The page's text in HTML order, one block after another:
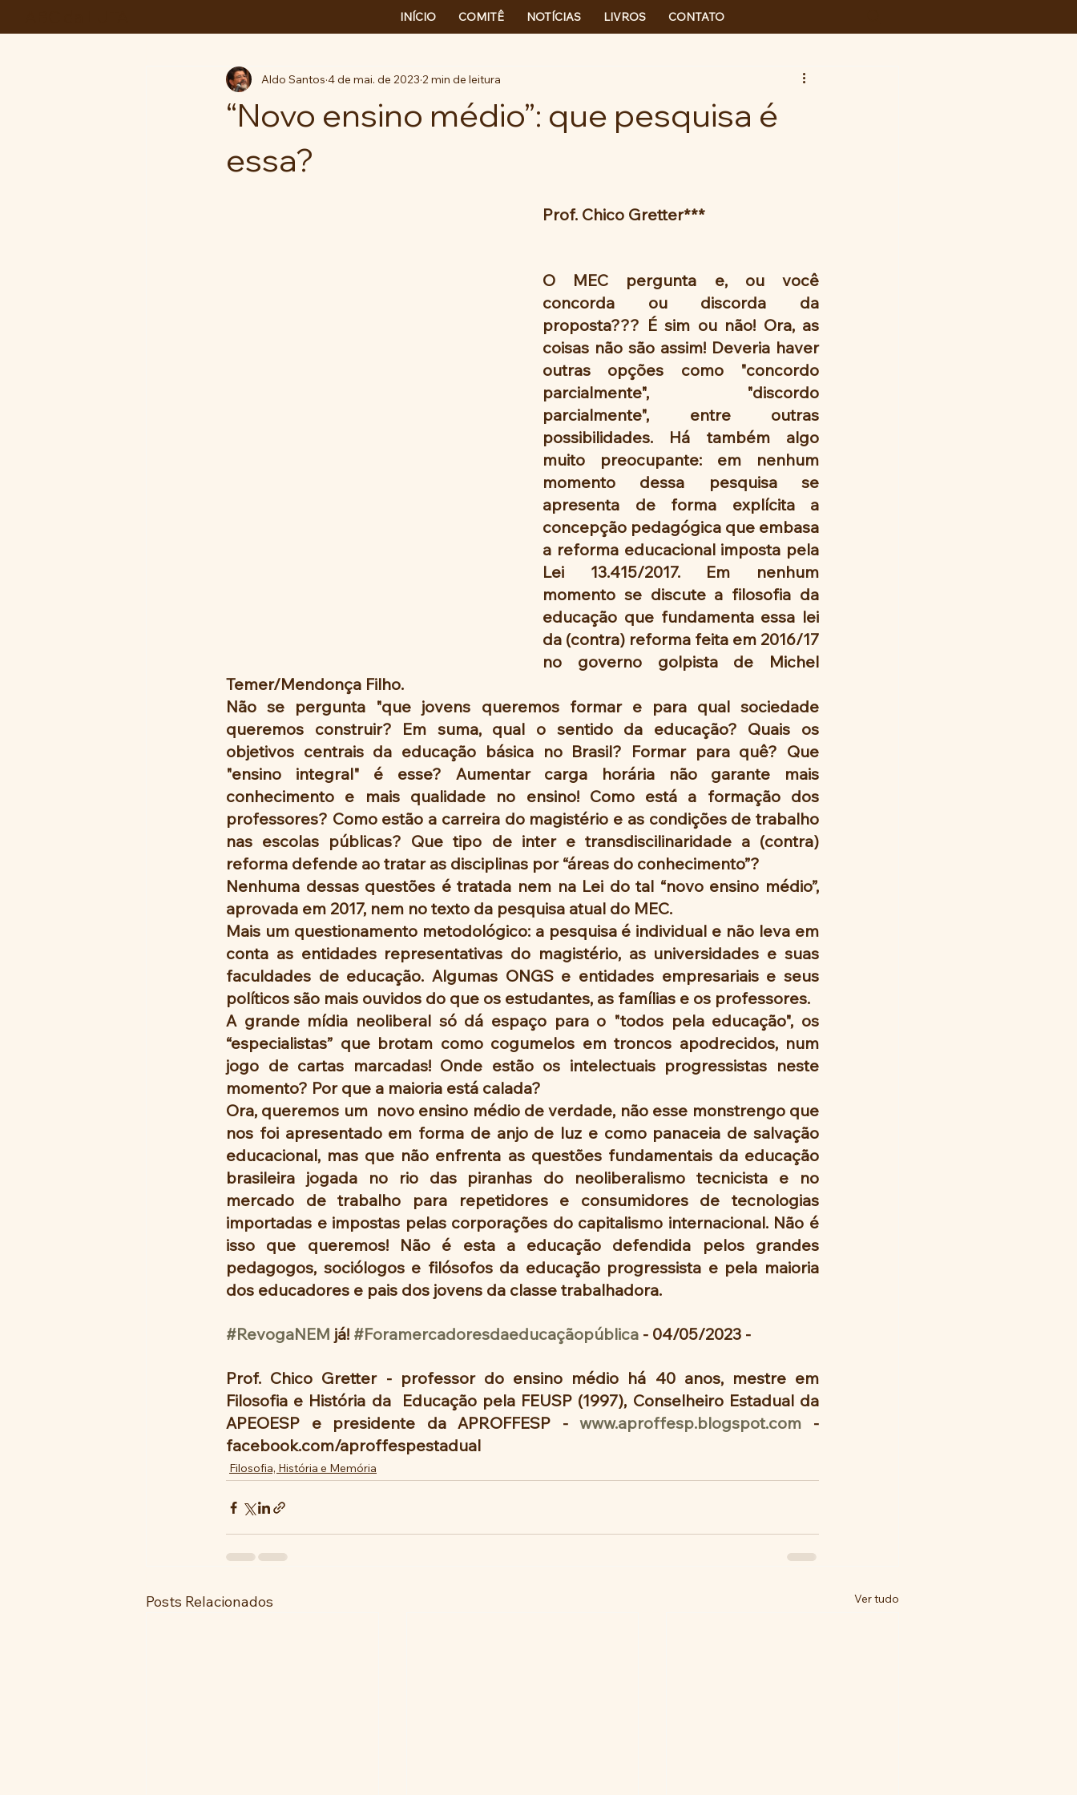
INÍCIO COMITÊ NOTÍCIAS LIVROS CONTATO
“Novo ensino médio”: que pesquisa é
essa?
Aldo Santos 4 de mai. de 2023 2 min de leitura
Prof. Chico Gretter***
O MEC pergunta e, ou você
concorda ou discorda da
proposta??? É sim ou não! Ora, as
coisas não são assim! Deveria haver
outras opções como "concordo
parcialmente", "discordo
parcialmente", entre outras
possibilidades. Há também algo
muito preocupante: em nenhum
momento dessa pesquisa se
apresenta de forma explícita a
concepção pedagógica que embasa
a reforma educacional imposta pela
Lei 13.415/2017. Em nenhum
momento se discute a filosofia da
educação que fundamenta essa lei
da (contra) reforma feita em 2016/17
no governo golpista de Michel
Temer/Mendonça Filho.
Não se pergunta "que jovens queremos formar e para qual sociedade
queremos construir? Em suma, qual o sentido da educação? Quais os
objetivos centrais da educação básica no Brasil? Formar para quê? Que
"ensino integral" é esse? Aumentar carga horária não garante mais
conhecimento e mais qualidade no ensino! Como está a formação dos
professores? Como estão a carreira do magistério e as condições de trabalho
nas escolas públicas? Que tipo de inter e transdiscilinaridade a (contra)
reforma defende ao tratar as disciplinas por “áreas do conhecimento”?
Nenhuma dessas questões é tratada nem na Lei do tal “novo ensino médio”,
aprovada em 2017, nem no texto da pesquisa atual do MEC.
Mais um questionamento metodológico: a pesquisa é individual e não leva em
conta as entidades representativas do magistério, as universidades e suas
faculdades de educação. Algumas ONGS e entidades empresariais e seus
políticos são mais ouvidos do que os estudantes, as famílias e os professores.
A grande mídia neoliberal só dá espaço para o "todos pela educação", os
“especialistas” que brotam como cogumelos em troncos apodrecidos, num
jogo de cartas marcadas! Onde estão os intelectuais progressistas neste
momento? Por que a maioria está calada?
Ora, queremos um  novo ensino médio de verdade, não esse monstrengo que
nos foi apresentado em forma de anjo de luz e como panaceia de salvação
educacional, mas que não enfrenta as questões fundamentais da educação
brasileira jogada no rio das piranhas do neoliberalismo tecnicista e no
mercado de trabalho para repetidores e consumidores de tecnologias
importadas e impostas pelas corporações do capitalismo internacional. Não é
isso que queremos! Não é esta a educação defendida pelos grandes
pedagogos, sociólogos e filósofos da educação progressista e pela maioria
dos educadores e pais dos jovens da classe trabalhadora.
#RevogaNEM já! #Foramercadoresdaeducaçãopública - 04/05/2023 -
Prof. Chico Gretter - professor do ensino médio há 40 anos, mestre em
Filosofia e História da  Educação pela FEUSP (1997), Conselheiro Estadual da
APEOESP e presidente da APROFFESP - www.aproffesp.blogspot.com -
facebook.com/aproffespestadual
Filosofia, História e Memória
Posts Relacionados Ver tudo